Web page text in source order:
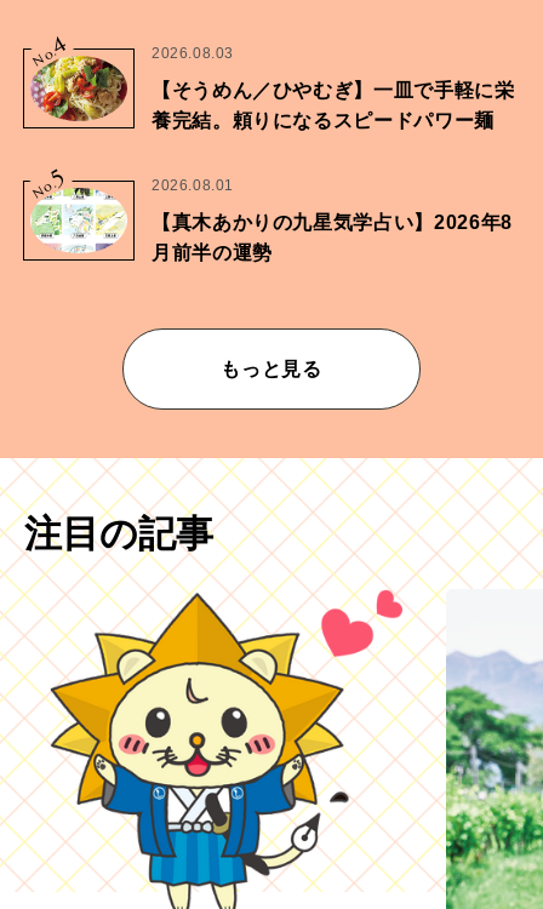
No.
4 2026.08.03
【そうめん／ひやむぎ】一皿で手軽に栄
養完結。頼りになるスピードパワー麺
No.
5 2026.08.01
【真木あかりの九星気学占い】2026年8
月前半の運勢
もっと見る
注目の記事